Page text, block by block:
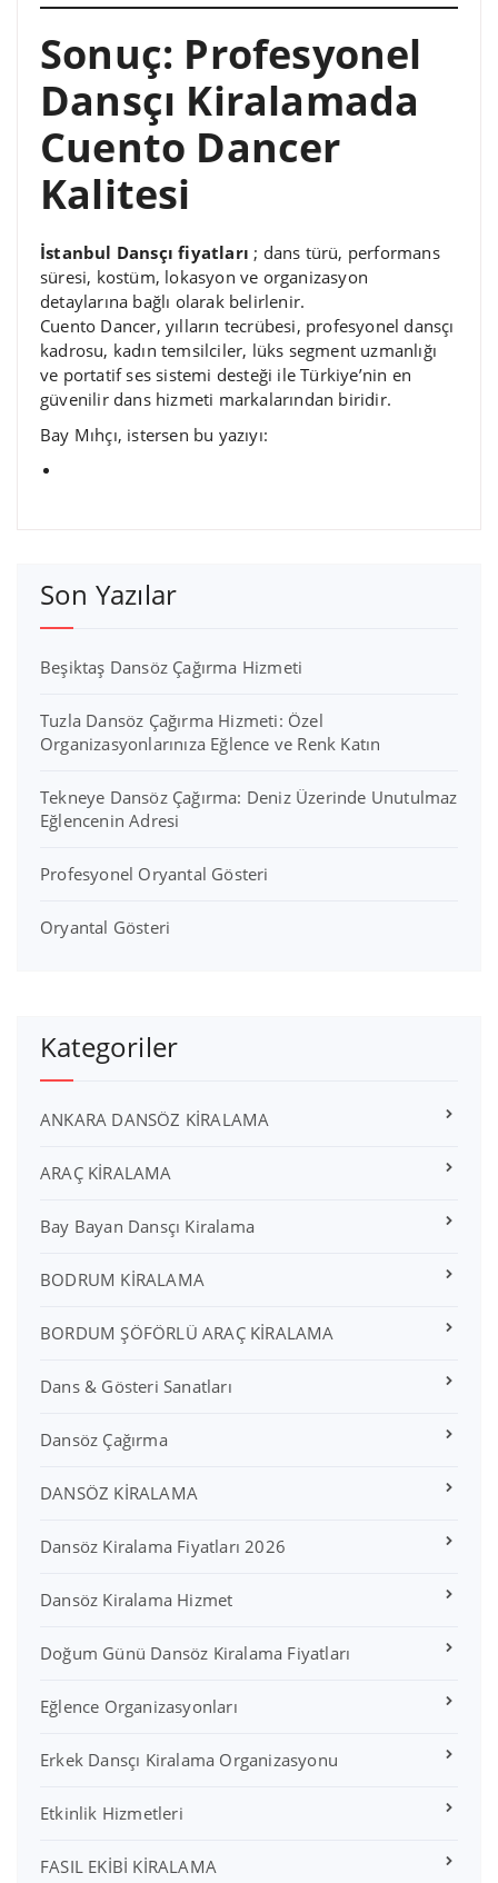
Sonuç: Profesyonel
Dansçı Kiralamada
Cuento Dancer
Kalitesi
İstanbul Dansçı fiyatları ; dans türü, performans
süresi, kostüm, lokasyon ve organizasyon
detaylarına bağlı olarak belirlenir.
Cuento Dancer, yılların tecrübesi, profesyonel dansçı
kadrosu, kadın temsilciler, lüks segment uzmanlığı
ve portatif ses sistemi desteği ile Türkiye’nin en
güvenilir dans hizmeti markalarından biridir.
Bay Mıhçı, istersen bu yazıyı:
Son Yazılar
Beşiktaş Dansöz Çağırma Hizmeti
Tuzla Dansöz Çağırma Hizmeti: Özel
Organizasyonlarınıza Eğlence ve Renk Katın
Tekneye Dansöz Çağırma: Deniz Üzerinde Unutulmaz
Eğlencenin Adresi
Profesyonel Oryantal Gösteri
Oryantal Gösteri
Kategoriler
ANKARA DANSÖZ KİRALAMA
ARAÇ KİRALAMA
Bay Bayan Dansçı Kiralama
BODRUM KİRALAMA
BORDUM ŞÖFÖRLÜ ARAÇ KİRALAMA
Dans & Gösteri Sanatları
Dansöz Çağırma
DANSÖZ KİRALAMA
Dansöz Kiralama Fiyatları 2026
Dansöz Kiralama Hizmet
Doğum Günü Dansöz Kiralama Fiyatları
Eğlence Organizasyonları
Erkek Dansçı Kiralama Organizasyonu
Etkinlik Hizmetleri
FASIL EKİBİ KİRALAMA